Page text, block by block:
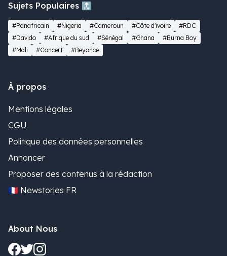
Sujets Populaires 🔝
#Panafricain #Nigeria #Cameroun #Côte d'ivoire
#RDC
#Davido
#Afrique du sud #Sénégal #Ghana
#Burna Boy
#Mali
#Concert #Beyonce
À propos
Mentions légales
CGU
Politique des données personnelles
Annoncer
Proposer des contenus à la rédaction
🇫🇷 Newstories FR
About Nous